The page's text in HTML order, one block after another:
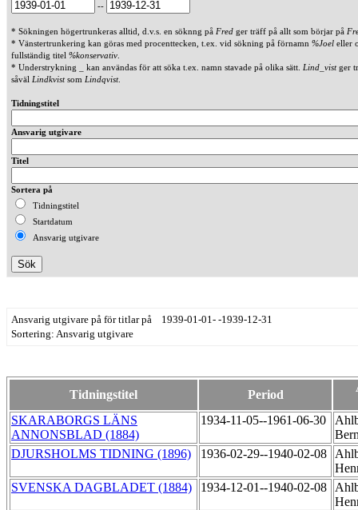
--
* Sökningen högertrunkeras alltid, d.v.s. en söknng på Fred ger träff på allt som börjar på
* Vänstertrunkering kan göras med procenttecken, t.ex. vid sökning på förnamn %Joel eller
fullständig titel %konservativ
* Understrykning _ kan användas för att söka t.ex. namn stavade på olika sätt. Lind_vistger
såväl Lindkvistsom Lindqvist.
Tidningstitel
Ansvarig utgivare
Titel
Sortera på
Tidningstitel
Startdatum
Ansvarig utgivare
Ansvarig utgivare på för titlar på 1939-01-01- -1939-12-31
Sortering: Ansvarig utgivare
Tidningstitel Period
SKARABORGS LÄNS
ANNONSBLAD (1884)
1934-11-05--1961-06-30
DJURSHOLMS TIDNING (1896)
1936-02-29--1940-02-08
SVENSKA DAGBLADET (1884)
1934-12-01--1940-02-08